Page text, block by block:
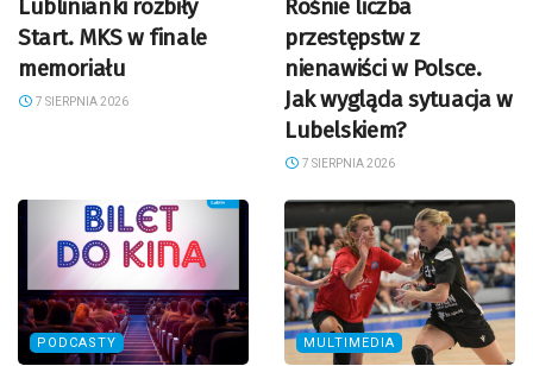
Lublinianki rozbiły
Start. MKS w finale
memoriału
7 SIERPNIA 2026
Rośnie liczba
przestępstw z
nienawiści w Polsce.
Jak wygląda sytuacja w
Lubelskiem?
7 SIERPNIA 2026
PODCASTY MULTIMEDIA